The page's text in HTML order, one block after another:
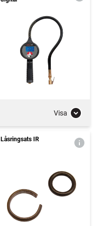
Visa
Låsringsats IR